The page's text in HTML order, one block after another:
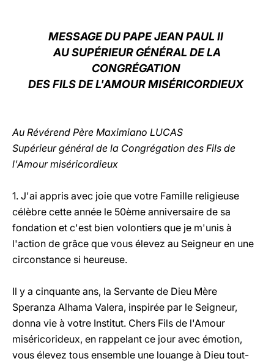
MESSAGE DU PAPE JEAN PAUL II
AU SUPÉRIEUR GÉNÉRAL DE LA
CONGRÉGATION
DES FILS DE L'AMOUR MISÉRICORDIEUX
Au Révérend Père Maximiano LUCAS
Supérieur général de la Congrégation des Fils de
l'Amour miséricordieux
1. J'ai appris avec joie que votre Famille religieuse
célèbre cette année le 50ème anniversaire de sa
fondation et c'est bien volontiers que je m'unis à
l'action de grâce que vous élevez au Seigneur en une
circonstance si heureuse.
Il y a cinquante ans, la Servante de Dieu Mère
Speranza Alhama Valera, inspirée par le Seigneur,
donna vie à votre Institut. Chers Fils de l'Amour
miséricorideux, en rappelant ce jour avec émotion,
vous élevez tous ensemble une louange à Dieu tout-